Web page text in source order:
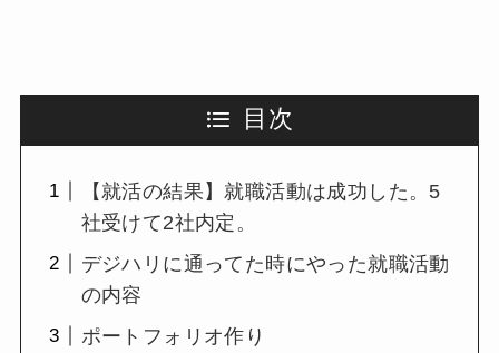
目次
【就活の結果】就職活動は成功した。5
社受けて2社内定。
デジハリに通ってた時にやった就職活動
の内容
ポートフォリオ作り